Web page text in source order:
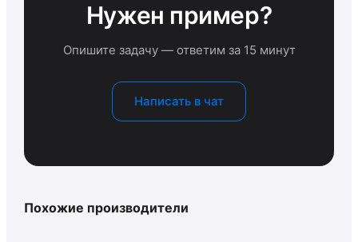
Нужен пример?
Опишите задачу — ответим за 15 минут
Написать в чат
Похожие производители